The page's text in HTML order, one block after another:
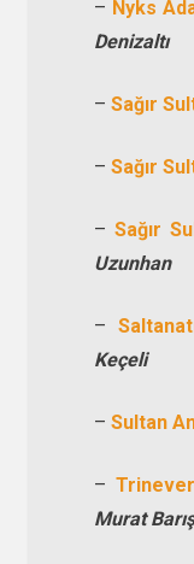
– Nyks
Denizaltı
– Sağır
– Sağır
– Sağır
Uzunhan
–
Keçeli
– Sultan
–
Murat